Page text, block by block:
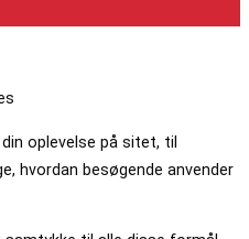
oplevelse på sitet, til
hvordan besøgende anvender